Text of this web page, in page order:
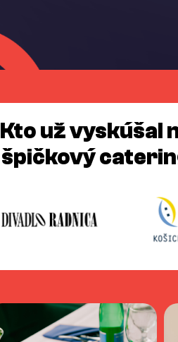
Kto už vyskúšal
špičkový